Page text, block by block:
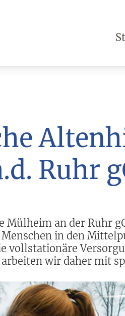
Ruhr
Mülheim an der Ruhr
in den
vollstationäre
wir daher mit